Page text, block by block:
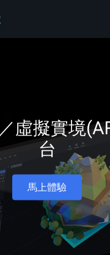
虛擬實境
台
馬上體驗